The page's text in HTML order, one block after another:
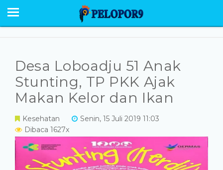
BERANDA
PESONA
EKONOMI POLITIK
OPINI
HUMANIORA
HUKUM KRIMINAL
Desa Loboadju 51 Anak
Stunting, TP PKK Ajak
Makan Kelor dan Ikan
Kesehatan
Senin, 15 Juli 2019 11:03
Dibaca 1627x